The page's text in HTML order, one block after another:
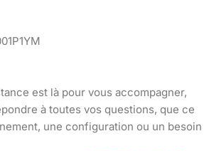
est là pour vous accompagner,
à toutes vos questions, que ce
une configuration ou un besoin